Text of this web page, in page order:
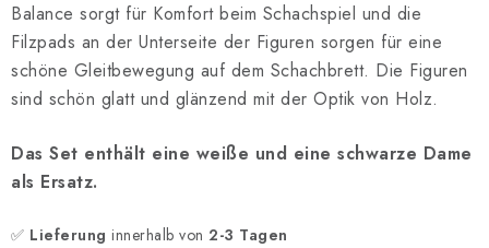
Balance sorgt für Komfort beim Schachspiel und die
Filzpads an der Unterseite der Figuren sorgen für eine
schöne Gleitbewegung auf dem Schachbrett. Die Figuren
sind schön glatt und glänzend mit der Optik von Holz.
Das Set enthält eine weiße und eine schwarze Dame
als Ersatz.
✅ Lieferung innerhalb von 2-3 Tagen